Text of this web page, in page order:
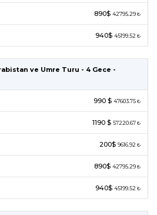
890$ 42795.29 ₺
940$ 45199.52 ₺
ve Umre Turu - 4 Gece -
990 $ 47603.75 ₺
1190 $ 57220.67 ₺
200$ 9616.92 ₺
890$ 42795.29 ₺
940$ 45199.52 ₺